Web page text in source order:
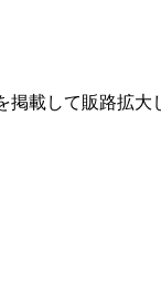
載して販路拡